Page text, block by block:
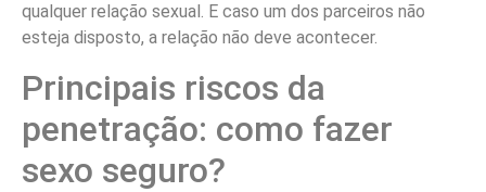
qualquer relação sexual. E caso um dos parceiros não
esteja disposto, a relação não deve acontecer.
Principais riscos da
penetração: como fazer
sexo seguro?